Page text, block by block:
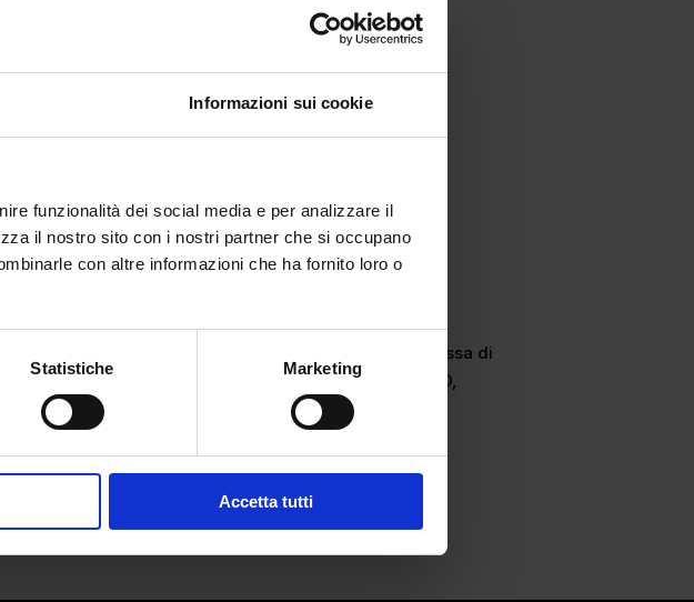
Informazioni sui cookie
funzionalità dei social media e per analizzare il
il nostro sito con i nostri partner che si occupano
con altre informazioni che ha fornito loro o
Statistiche Marketing
Accetta tutti
CONTEST
a favore dei nostri studenti e di una ex studentessa di
iniziale sulla start up del brand TRAIANO,
[…]